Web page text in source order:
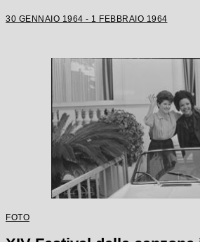
30 GENNAIO 1964 - 1 FEBBRAIO 1964
FOTO